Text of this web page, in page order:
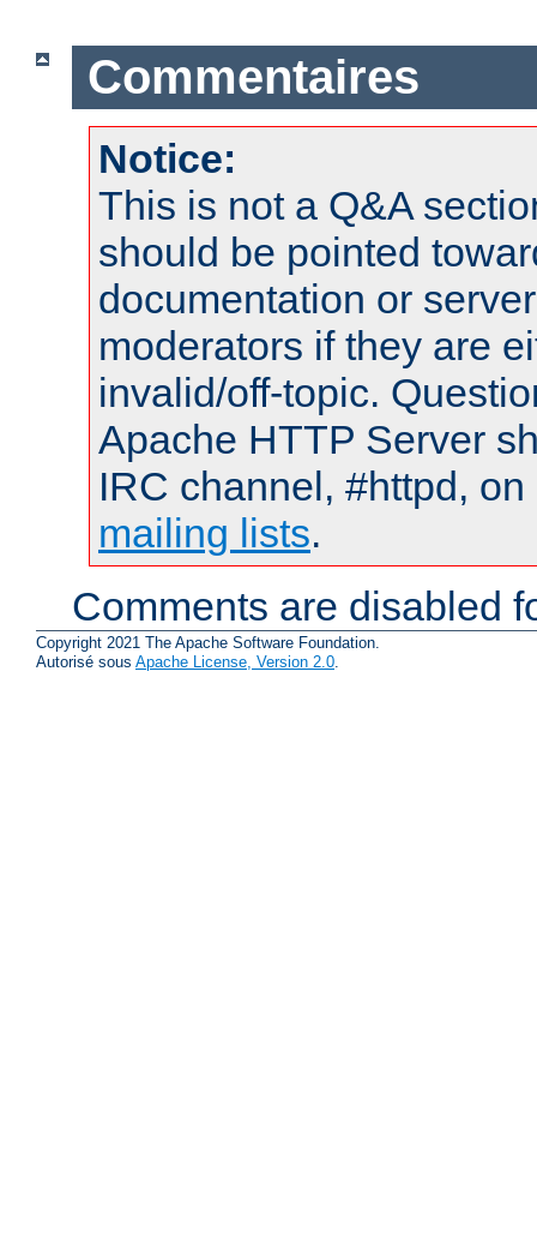
Commentaires
Notice:
This is not a Q&A
should be pointed
documentation or
moderators if they are
invalid/off-topic.
Apache HTTP Server
IRC channel, #httpd,
mailing lists.
Comments are disabled
Copyright 2021 The Apache Software Foundation.
Autorisé sous Apache License, Version 2.0.